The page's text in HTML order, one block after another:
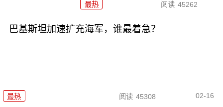
最热 阅读 45262
巴基斯坦加速扩充海军，谁最着急？
最热 阅读 45308 02-16